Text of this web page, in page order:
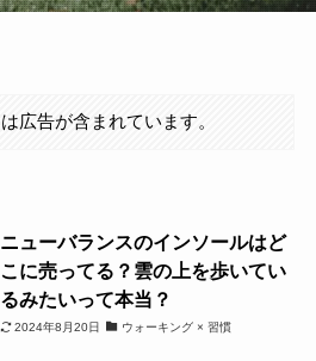
広告が含まれています。
ニューバランスのインソールはど
こに売ってる？雲の上を歩いてい
るみたいって本当？
2024年8月20日 ウォーキング × 習慣